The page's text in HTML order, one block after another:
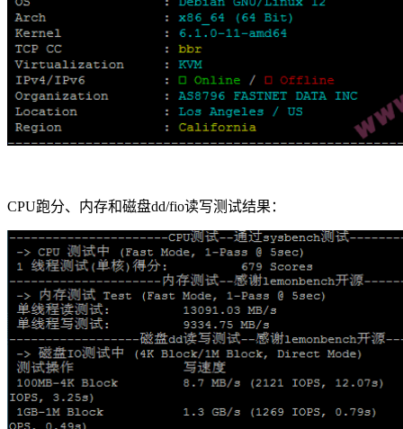
CPU跑分、内存和磁盘dd/fio读写测试结果：